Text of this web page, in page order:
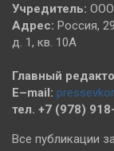
Учредитель: ООО
Адрес: Россия,
д. 1, кв. 10А
Главный
E–mail:
тел. +7 (978)
Все публикации